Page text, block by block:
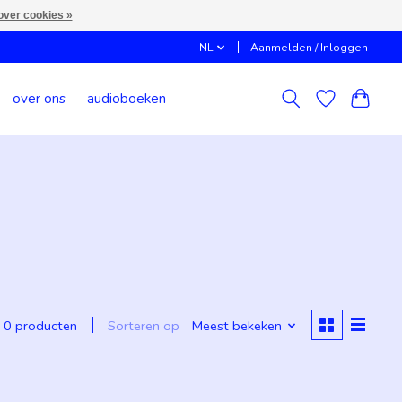
NL Aanmelden / Inloggen
over ons audioboeken
0 producten Sorteren op Meest bekeken
cookies »